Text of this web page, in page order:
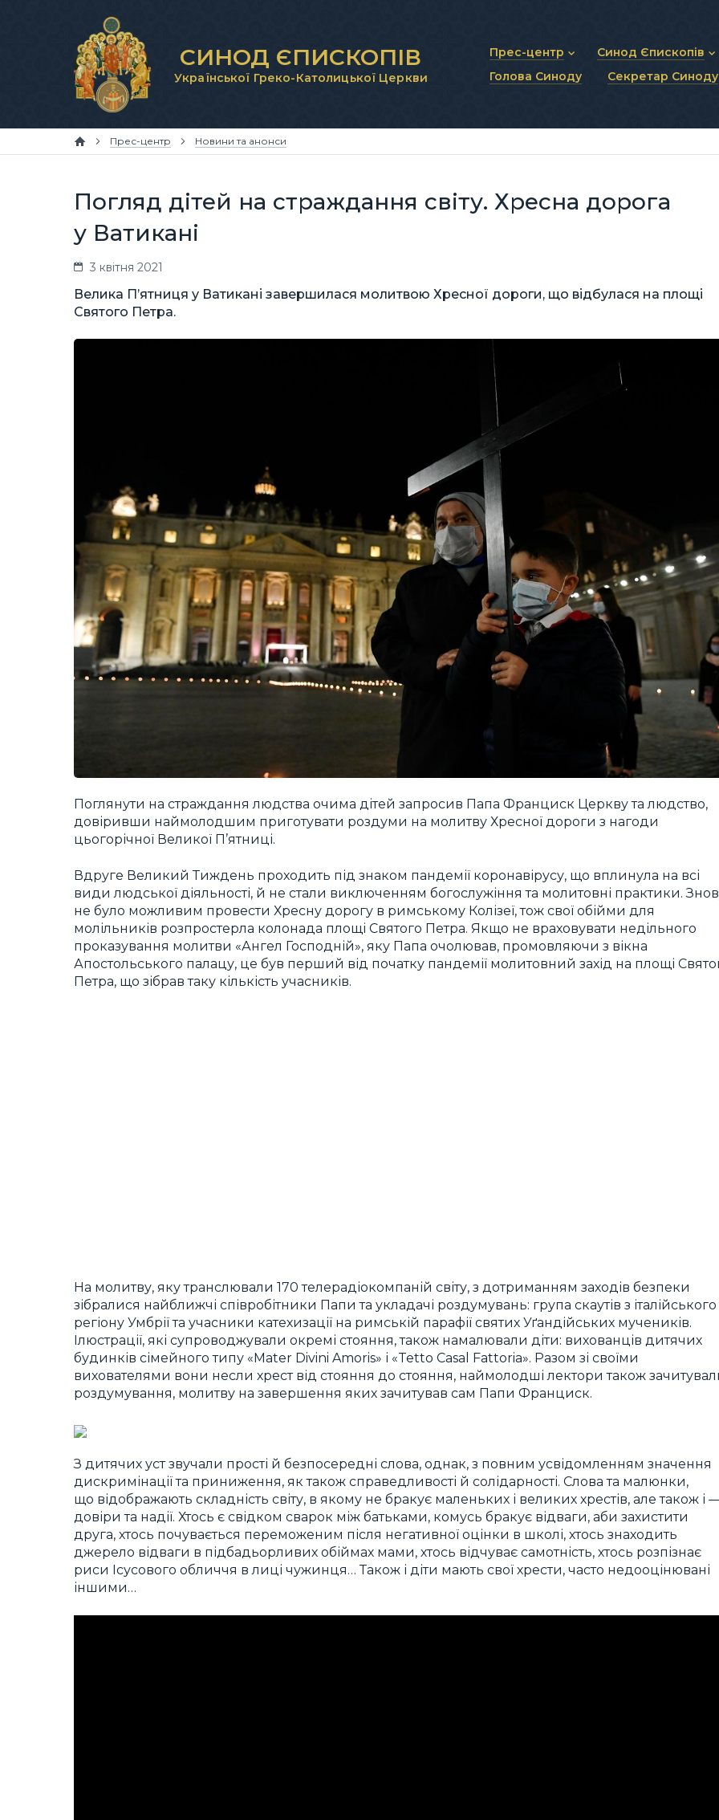
СИНОД ЄПИСКОПІВ
Української Греко-Католицької Церкви
Прес-центр
Новини та анонси
Синод Єпископів
Статут Синоду
Синодальні органи
Голова Синоду Секретар Синоду
Прес-центр Новини та анонси
Погляд дітей на страждання світу. Хресна дорога
у Ватикані
3 квітня 2021
Велика П’ятниця у Ватикані завершилася молитвою Хресної дороги, що відбулася на площі
Святого Петра.
Поглянути на страждання людства очима дітей запросив Папа Франциск Церкву та людство,
довіривши наймолодшим приготувати роздуми на молитву Хресної дороги з нагоди
цьогорічної Великої П’ятниці.
Вдруге Великий Тиждень проходить під знаком пандемії коронавірусу, що вплинула на всі
види людської діяльності, й не стали виключенням богослужіння та молитовні практики.
не було можливим провести Хресну дорогу в римському Колізеї, тож свої обійми для
молільників розпростерла колонада площі Святого Петра. Якщо не враховувати недільного
проказування молитви «Ангел Господній», яку Папа очолював, промовляючи з вікна
Апостольського палацу, це був перший від початку пандемії молитовний захід на площі
Петра, що зібрав таку кількість учасників.
На молитву, яку транслювали 170 телерадіокомпаній світу, з дотриманням заходів безпеки
зібралися найближчі співробітники Папи та укладачі роздумувань: група скаутів з італійського
регіону Умбрії та учасники катехизації на римській парафії святих Уґандійських мучеників.
Ілюстрації, які супроводжували окремі стояння, також намалювали діти: вихованців дитячих
будинків сімейного типу «Mater Divini Amoris» і «Tetto Casal Fattoria». Разом зі своїми
вихователями вони несли хрест від стояння до стояння, наймолодші лектори також
роздумування, молитву на завершення яких зачитував сам Папи Франциск.
З дитячих уст звучали прості й безпосередні слова, однак, з повним усвідомленням значення
дискримінації та приниження, як також справедливості й солідарності. Слова та малюнки,
що відображають складність світу, в якому не бракує маленьких і великих хрестів, але також і
довіри та надії. Хтось є свідком сварок між батьками, комусь бракує відваги, аби захистити
друга, хтось почувається переможеним після негативної оцінки в школі, хтось знаходить
джерело відваги в підбадьорливих обіймах мами, хтось відчуває самотність, хтось розпізнає
риси Ісусового обличчя в лиці чужинця… Також і діти мають свої хрести, часто недооцінювані
іншими…